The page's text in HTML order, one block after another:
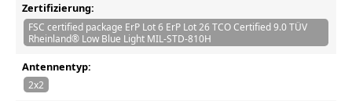
Zertifizierung:
FSC certified package ErP Lot 6 ErP Lot 26 TCO Certified 9.0 TÜV
Rheinland® Low Blue Light MIL-STD-810H
Antennentyp:
2x2